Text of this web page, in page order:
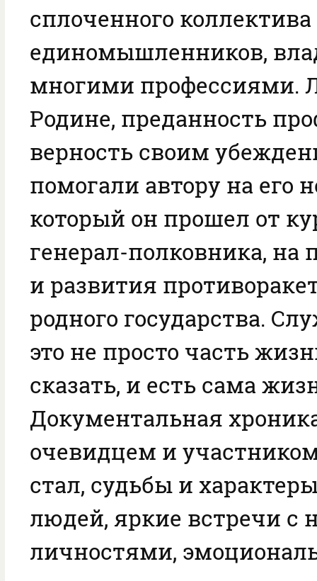
сплоченного коллектива
единомышленников,
многими профессиями.
Родине, преданность
верность своим
помогали автору на его
который он прошел от
генерал-полковника, на
и развития
родного государства.
это не просто часть
сказать, и есть сама
Документальная
очевидцем и
стал, судьбы и
людей, яркие встречи с
личностями,